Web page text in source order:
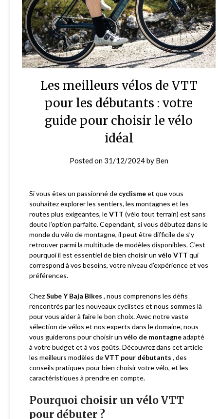
Les meilleurs vélos de VTT
pour les débutants : votre
guide pour choisir le vélo
idéal
Posted on 31/12/2024by Ben
Si vous êtes un passionné de cyclismeet que vous
souhaitez explorer les sentiers, les montagnes et les
routes plus exigeantes, leVTT (vélo tout terrain) est sans
doute l’option parfaite. Cependant, si vous débutez dans le
monde du vélo de montagne, il peut être difficile de s’y
retrouver parmi la multitude de modèles disponibles. C’est
pourquoi il est essentiel de bien choisir un vélo VTT qui
correspond à vos besoins, votre niveau d’expérience et vos
préférences.
ChezSube Y Baja Bikes , nous comprenons les défis
rencontrés par les nouveaux cyclistes et nous sommes là
pour vous aider à faire le bon choix. Avec notre vaste
sélection de vélos et nos experts dans le domaine, nous
vous guiderons pour choisir un vélo de montagneadapté
à votre budget et à vos goûts. Découvrez dans cet article
les meilleurs modèles deVTT pour débutants , des
conseils pratiques pour bien choisir votre vélo, et les
caractéristiques à prendre en compte.
Pourquoi choisir un vélo VTT
pour débuter ?